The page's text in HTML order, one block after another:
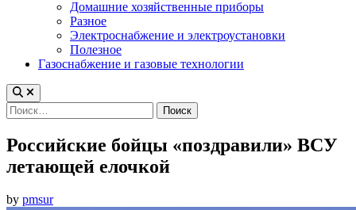
Домашние хозяйственные приборы
Разное
Электроснабжение и электроустановки
Полезное
Газоснабжение и газовые технологии
Найти:
Российские бойцы «поздравили» ВСУ
летающей елочкой
by pmsur